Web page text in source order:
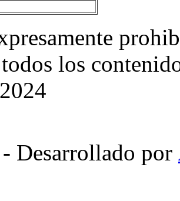
los
- Desarrollado por